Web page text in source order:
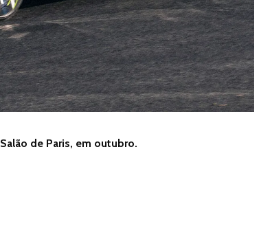
de Paris, em outubro.